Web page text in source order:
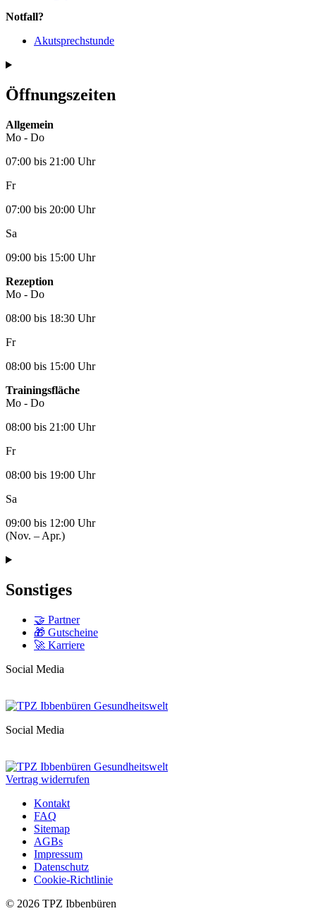
Notfall?
Akutsprechstunde
Öffnungszeiten
Allgemein
Mo - Do
07:00 bis 21:00 Uhr
Fr
07:00 bis 20:00 Uhr
Sa
09:00 bis 15:00 Uhr
Rezeption
Mo - Do
08:00 bis 18:30 Uhr
Fr
08:00 bis 15:00 Uhr
Trainingsfläche
Mo - Do
08:00 bis 21:00 Uhr
Fr
08:00 bis 19:00 Uhr
Sa
09:00 bis 12:00 Uhr
(Nov. – Apr.)
Sonstiges
🤝 Partner
🎁 Gutscheine
🚀 Karriere
Social Media
Social Media
Vertrag widerrufen
Kontakt
FAQ
Sitemap
AGBs
Impressum
Datenschutz
Cookie-Richtlinie
© 2026 TPZ Ibbenbüren